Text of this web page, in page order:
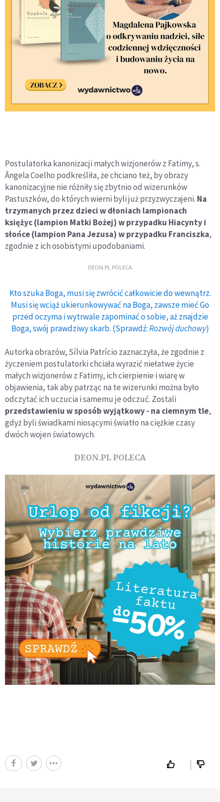
Postulatorka kanonizacji małych wizjonerów z Fatimy, s.
Ângela Coelho podkreśliła, że chciano też, by obrazy
kanonizacyjne nie różniły się zbytnio od wizerunków
Pastuszków, do których wierni byli już przyzwyczajeni. Na
trzymanych przez dzieci w dłoniach lampionach
księżyc (lampion Matki Bożej) w przypadku Hiacynty i
słońce (lampion Pana Jezusa) w przypadku Franciszka,
zgodnie z ich osobistymi upodobaniami.
DEON.PL POLECA
Kto szuka Boga, musi się zwrócić całkowicie do wewnątrz.
Musi się wciąż ukierunkowywać na Boga, zawsze mieć Go
przed oczyma i wytrwale zapominać o sobie, aż znajdzie
Boga, swój prawdziwy skarb. (Sprawdź:Rozwój duchowy)
Autorka obrazów, Sílvia Patrício zaznaczyła, że zgodnie z
życzeniem postulatorki chciała wyrazić niełatwe życie
małych wizjonerów z Fatimy, ich cierpienie i wiarę w
objawienia, tak aby patrząc na te wizerunki można było
odczytać ich uczucia i samemu je odczuć. Zostali
przedstawieniu w sposób wyjątkowy - na ciemnym tle,
gdyż byli świadkami niosącymi światło na ciężkie czasy
dwóch wojen światowych.
DEON.PL POLECA